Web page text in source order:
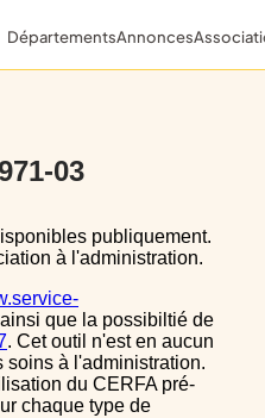
DépartementsAnnonces
03
à l'administration.
que la possibiltié de
. Cet outil n'est en aucun
soins à l'administration.
du CERFA pré-
chaque type de